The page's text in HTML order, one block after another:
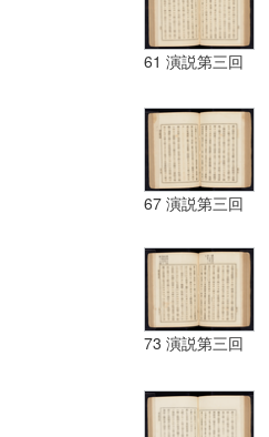
61 演説第三回
67 演説第三回
73 演説第三回